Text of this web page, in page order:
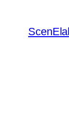
content